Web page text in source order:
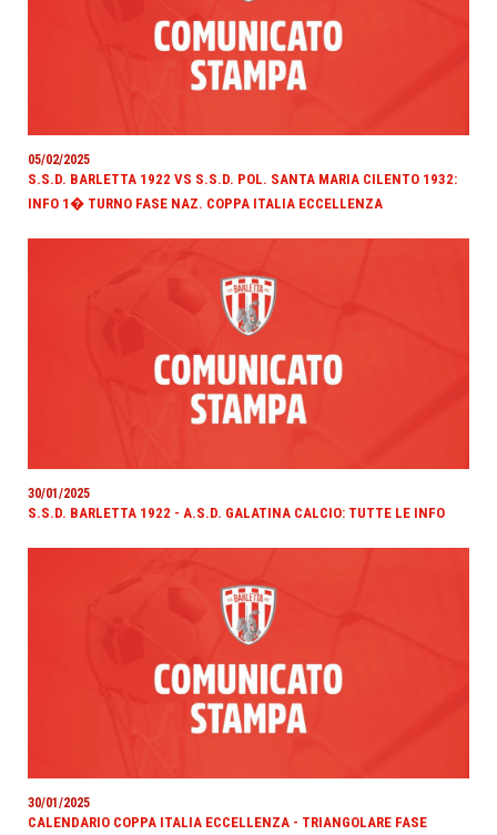
05/02/2025
S.S.D. BARLETTA 1922 VS S.S.D. POL. SANTA MARIA CILENTO 1932:
INFO 1� TURNO FASE NAZ. COPPA ITALIA ECCELLENZA
30/01/2025
S.S.D. BARLETTA 1922 - A.S.D. GALATINA CALCIO: TUTTE LE INFO
30/01/2025
CALENDARIO COPPA ITALIA ECCELLENZA - TRIANGOLARE FASE